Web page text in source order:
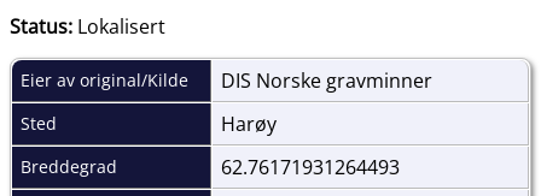
Status: Lokalisert
Eier av original/Kilde DIS Norske gravminner
Sted Harøy
Breddegrad 62.76171931264493